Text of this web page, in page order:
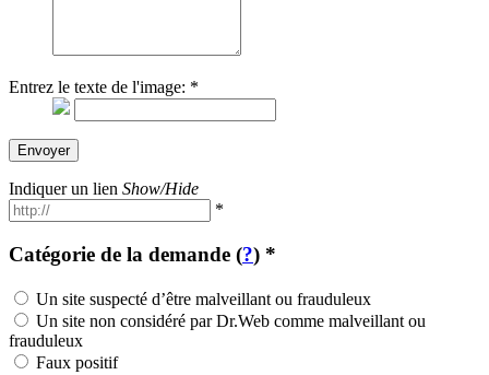
Entrez le texte de l'image: *
Envoyer
Indiquer un lien Show/Hide
*
Catégorie de la demande (?) *
Un site suspecté d’être malveillant ou frauduleux
Un site non considéré par Dr.Web comme malveillant ou
frauduleux
Faux positif